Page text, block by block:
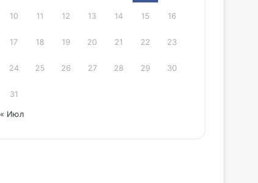
10 11 12 13 14 15 16
17 18 19 20 21 22 23
24 25 26 27 28 29 30
31
« Июл